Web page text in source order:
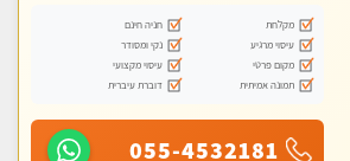
מקלחת
חניה חינם
עיסוי מרגיע
נקי ומסודר
מקום פרטי
עיסוי מקצועי
תמונה אמיתית
דוברת עיברית
055-4532181